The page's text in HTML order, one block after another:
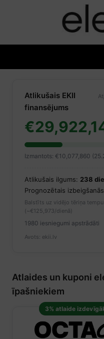
Atlikušais EKII
finansējums
Izmantots: €10,077,860
Atlikušais ilgums: 238
Prognozētais
Balstīts uz vidējo tēriņa
(~€125,973/dienā)
1980 iesniegumi apstrādāti
Avots: ekii.lv
Atlaides un kuponi
īpašniekiem
3% atlaide